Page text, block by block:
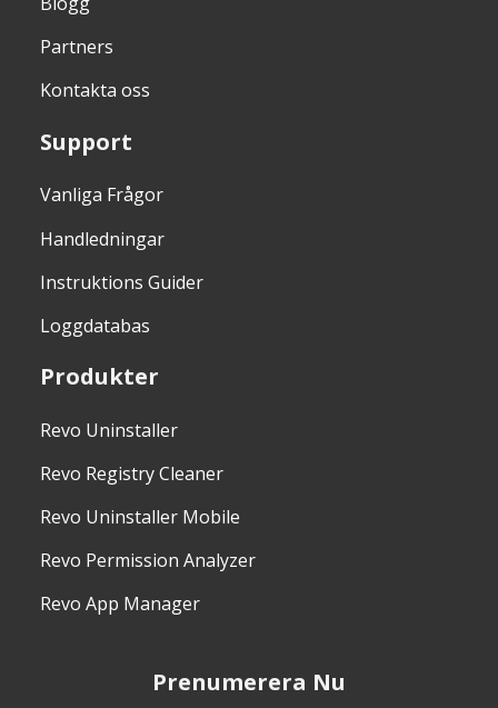
Partners
Kontakta oss
Support
Vanliga Frågor
Handledningar
Instruktions Guider
Loggdatabas
Produkter
Revo Uninstaller
Revo Registry Cleaner
Revo Uninstaller Mobile
Revo Permission Analyzer
Revo App Manager
Prenumerera Nu